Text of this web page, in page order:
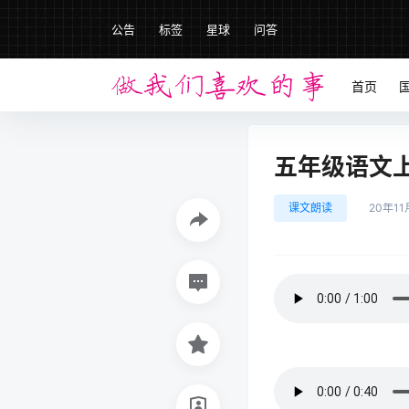
公告 标签 星球 问答
首页
五年级语文
课文朗读 20年11